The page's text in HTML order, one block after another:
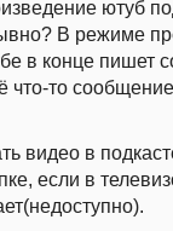
ютуб
В режиме
в конце пишет
что-то
видео в
если в